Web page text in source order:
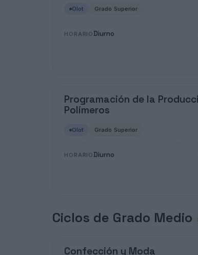
Olot Grado Superior
HORARIO Diurno
Programación de la
Polímeros
Olot Grado Superior
HORARIO Diurno
Ciclos de Grado Medio
Confección y Moda